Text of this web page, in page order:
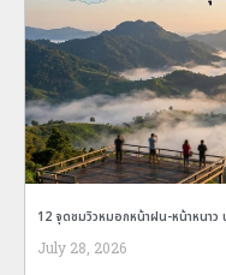
12 จุดชมวิวหมอกหน้าฝน-หน้าหนาว
July 28, 2026